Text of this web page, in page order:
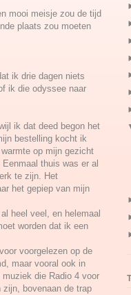
mooi meisje zou de tijd
plaats zou moeten
ik drie dagen niets
ik die odyssee naar
ik dat deed begon het
bestelling kocht ik
op mijn gezicht
thuis was er al
te zijn. Het
het gepiep van mijn
heel veel, en helemaal
worden dat ik een
voorgelezen op de
maar vooral ook in
die Radio 4 voor
bovenaan de trap